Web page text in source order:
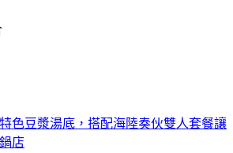
色豆漿湯底，搭配海陸奏伙雙人套餐讓
店